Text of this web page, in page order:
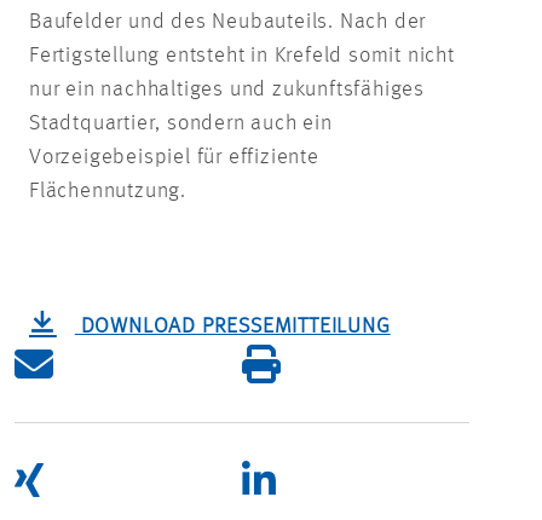
Baufelder und des Neubauteils. Nach der
Fertigstellung entsteht in Krefeld somit nicht
nur ein nachhaltiges und zukunftsfähiges
Stadtquartier, sondern auch ein
Vorzeigebeispiel für effiziente
Flächennutzung.
DOWNLOAD PRESSEMITTEILUNG